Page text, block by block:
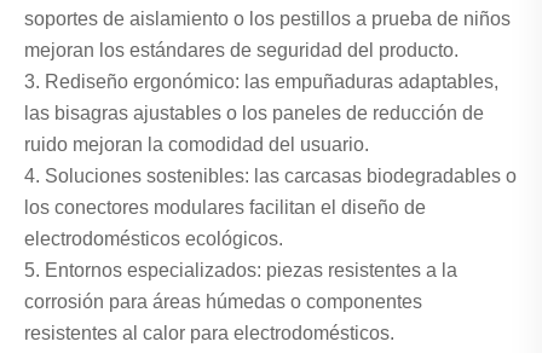
soportes de aislamiento o los pestillos a prueba de niños
mejoran los estándares de seguridad del producto.
3. Rediseño ergonómico: las empuñaduras adaptables,
las bisagras ajustables o los paneles de reducción de
ruido mejoran la comodidad del usuario.
4. Soluciones sostenibles: las carcasas biodegradables o
los conectores modulares facilitan el diseño de
electrodomésticos ecológicos.
5. Entornos especializados: piezas resistentes a la
corrosión para áreas húmedas o componentes
resistentes al calor para electrodomésticos.